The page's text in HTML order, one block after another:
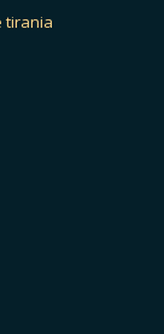
tirania